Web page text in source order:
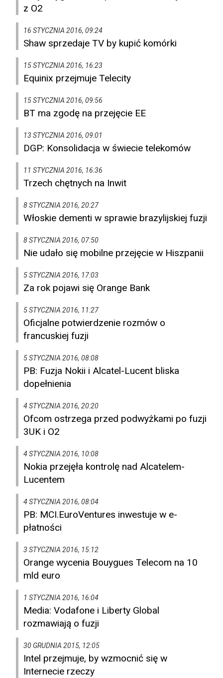
z O2
16 STYCZNIA 2016, 09:24
Shaw sprzedaje TV by kupić komórki
15 STYCZNIA 2016, 16:23
Equinix przejmuje Telecity
15 STYCZNIA 2016, 09:56
BT ma zgodę na przejęcie EE
13 STYCZNIA 2016, 09:01
DGP: Konsolidacja w świecie telekomów
11 STYCZNIA 2016, 16:36
Trzech chętnych na Inwit
8 STYCZNIA 2016, 20:27
Włoskie dementi w sprawie brazylijskiej fuzji
8 STYCZNIA 2016, 07:50
Nie udało się mobilne przejęcie w Hiszpanii
5 STYCZNIA 2016, 17:03
Za rok pojawi się Orange Bank
5 STYCZNIA 2016, 11:27
Oficjalne potwierdzenie rozmów o
francuskiej fuzji
5 STYCZNIA 2016, 08:08
PB: Fuzja Nokii i Alcatel-Lucent bliska
dopełnienia
4 STYCZNIA 2016, 20:20
Ofcom ostrzega przed podwyżkami po fuzji
3UK i O2
4 STYCZNIA 2016, 10:08
Nokia przejęła kontrolę nad Alcatelem-
Lucentem
4 STYCZNIA 2016, 08:04
PB: MCI.EuroVentures inwestuje w e-
płatności
3 STYCZNIA 2016, 15:12
Orange wycenia Bouygues Telecom na 10
mld euro
1 STYCZNIA 2016, 16:04
Media: Vodafone i Liberty Global
rozmawiają o fuzji
30 GRUDNIA 2015, 12:05
Intel przejmuje, by wzmocnić się w
Internecie rzeczy